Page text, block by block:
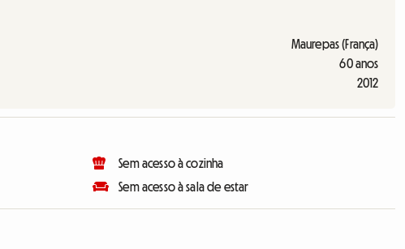
Maurepas (França)
60 anos
2012
Sem acesso à cozinha
Sem acesso à sala de estar